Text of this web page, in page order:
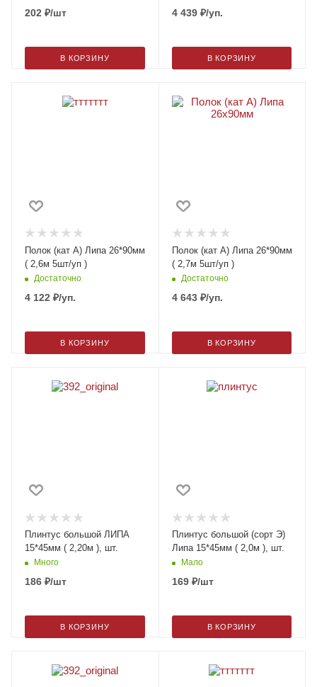
202 ₽/шт
В КОРЗИНУ
4 439₽/уп.
В КОРЗИНУ
Полок (кат А) Липа 26*90мм
( 2,6м 5шт/уп )
Достаточно
4 122 ₽/уп.
В КОРЗИНУ
Полок (кат А) Липа 26*90мм
( 2,7м 5шт/уп )
Достаточно
4 643₽/уп.
В КОРЗИНУ
Плинтус большой ЛИПА
15*45мм ( 2,20м ), шт.
Много
186 ₽/шт
В КОРЗИНУ
Плинтус большой (сорт Э)
Липа 15*45мм ( 2,0м ), шт.
Мало
169₽/шт
В КОРЗИНУ